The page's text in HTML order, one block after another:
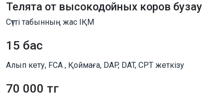
Телята от высокодойных коров бузау
Сүтті табынның жас ІҚМ
15 бас
Алып кету, FCA , Қоймаға, DAP, DAT, CPT жеткізу
70 000 тг